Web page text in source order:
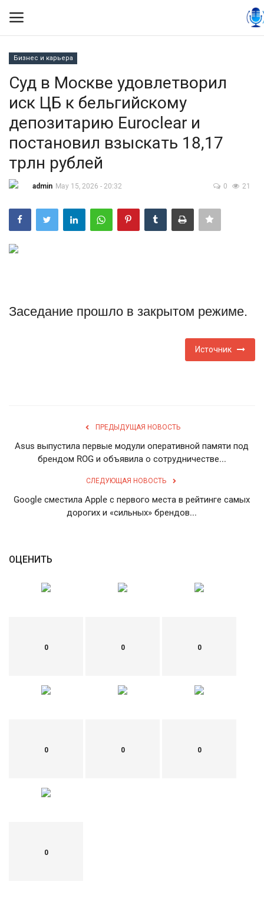
Контакты
Правила размещения
Политика
Технологии
Спорт
Недвижимость
В мире
Россия
Бизнес и карьера
Суд в Москве удовлетворил
иск ЦБ к бельгийскому
депозитарию Euroclear и
постановил взыскать 18,17
трлн рублей
admin May 15, 2026 - 20:32 0 21
Заседание прошло в закрытом режиме.
Источник
ПРЕДЫДУЩАЯ НОВОСТЬ
Asus выпустила первые модули оперативной памяти под
брендом ROG и объявила о сотрудничестве...
СЛЕДУЮЩАЯ НОВОСТЬ
Google сместила Apple с первого места в рейтинге самых
дорогих и «сильных» брендов...
ОЦЕНИТЬ
0 0 0
0 0 0
0